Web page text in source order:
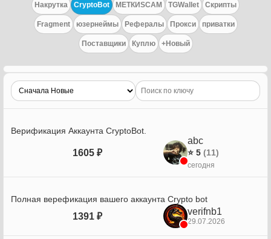
Накрутка CryptoBot МЕТКИSCAM TGWallet Скрипты
Fragment юзернеймы Рефералы Прокси приватки
Поставщики Куплю +Новый
Верификация Аккаунта CryptoBot.
1605 ₽
abc
⭐ 5 (11)
сегодня
Полная верефикация вашего аккаунта Crypto bot
1391 ₽ verifnb1
29.07.2026